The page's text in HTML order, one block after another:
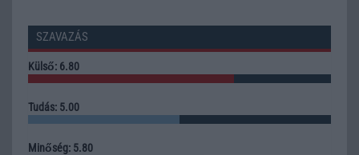
SZAVAZÁS
Külső: 6.80
Tudás: 5.00
Minőség: 5.80